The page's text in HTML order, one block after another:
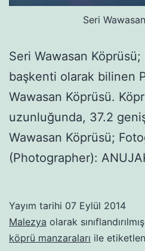
Seri
Seri Wawasan Köprüsü;
başkenti olarak bilinen
Wawasan Köprüsü.
uzunluğunda, 37.2
Wawasan Köprüsü;
(Photographer):
Yayım tarihi 07 Eylül 2014
Malezya olarak sınıflandırılmış
köprü manzaraları ile